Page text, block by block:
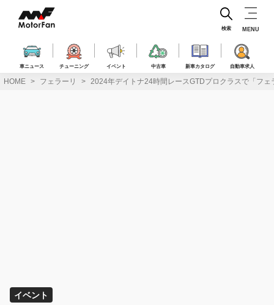
ス
車ニュース チューニング イベント 中古車 新車カタログ 自動車求人
検索 MENU
HOME フェラーリ 2024年デイトナ24時間レースGTDプロクラスで「フ
イベント